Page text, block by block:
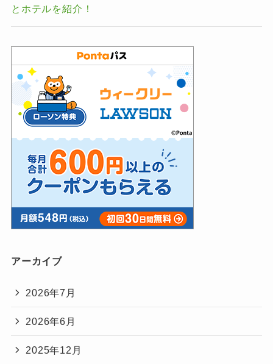
とホテルを紹介！
アーカイブ
2026年7月
2026年6月
2025年12月